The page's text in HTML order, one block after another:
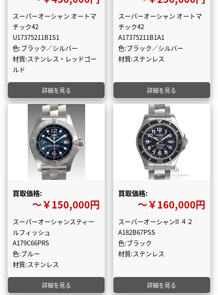
スーパーオーシャン オートマ
チック42
U17375211B1S1
色:ブラック／シルバー
材質:ステンレス・レッドゴー
ルド
詳細を見る
スーパーオーシャン オートマ
チック42
A17375211B1A1
色:ブラック／シルバー
材質:ステンレス
詳細を見る
買取価格:
〜￥150,000円
スーパーオーシャンスティー
ルフィッシュ
A179C66PRS
色:ブルー
材質:ステンレス
詳細を見る
買取価格:
〜￥160,000円
スーパーオーシャンII ４２
A182B67PSS
色:ブラック
材質:ステンレス
詳細を見る